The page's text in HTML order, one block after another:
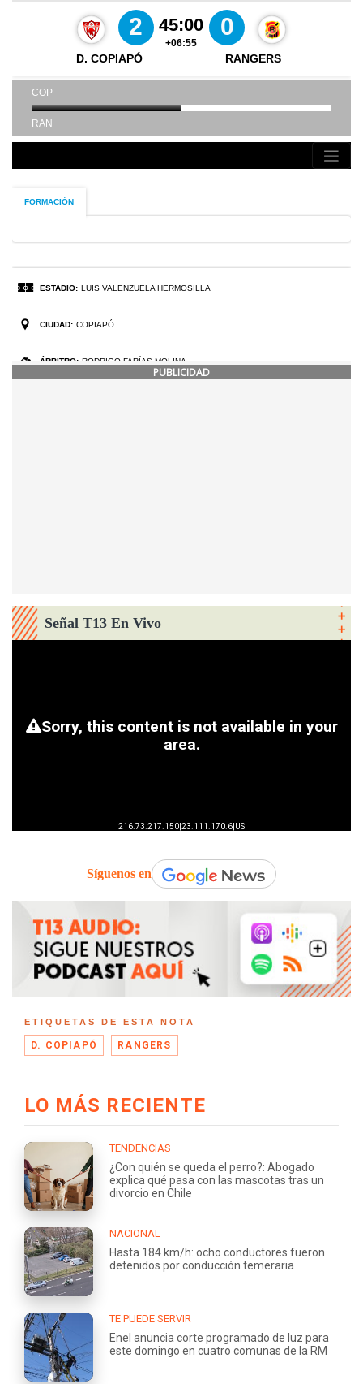
PUBLICIDAD
Señal T13 En Vivo
Síguenos en
ETIQUETAS DE ESTA NOTA
D. COPIAPÓ RANGERS
LO MÁS RECIENTE
TENDENCIAS
¿Con quién se queda el perro?: Abogado
explica qué pasa con las mascotas tras un
divorcio en Chile
NACIONAL
Hasta 184 km/h: ocho conductores fueron
detenidos por conducción temeraria
TE PUEDE SERVIR
Enel anuncia corte programado de luz para
este domingo en cuatro comunas de la RM